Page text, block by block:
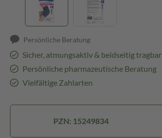
Persönliche Beratung
Sicher, atmungsaktiv & beidseitig tragbar
Persönliche pharmazeutische Beratung
Vielfältige Zahlarten
PZN: 15249834